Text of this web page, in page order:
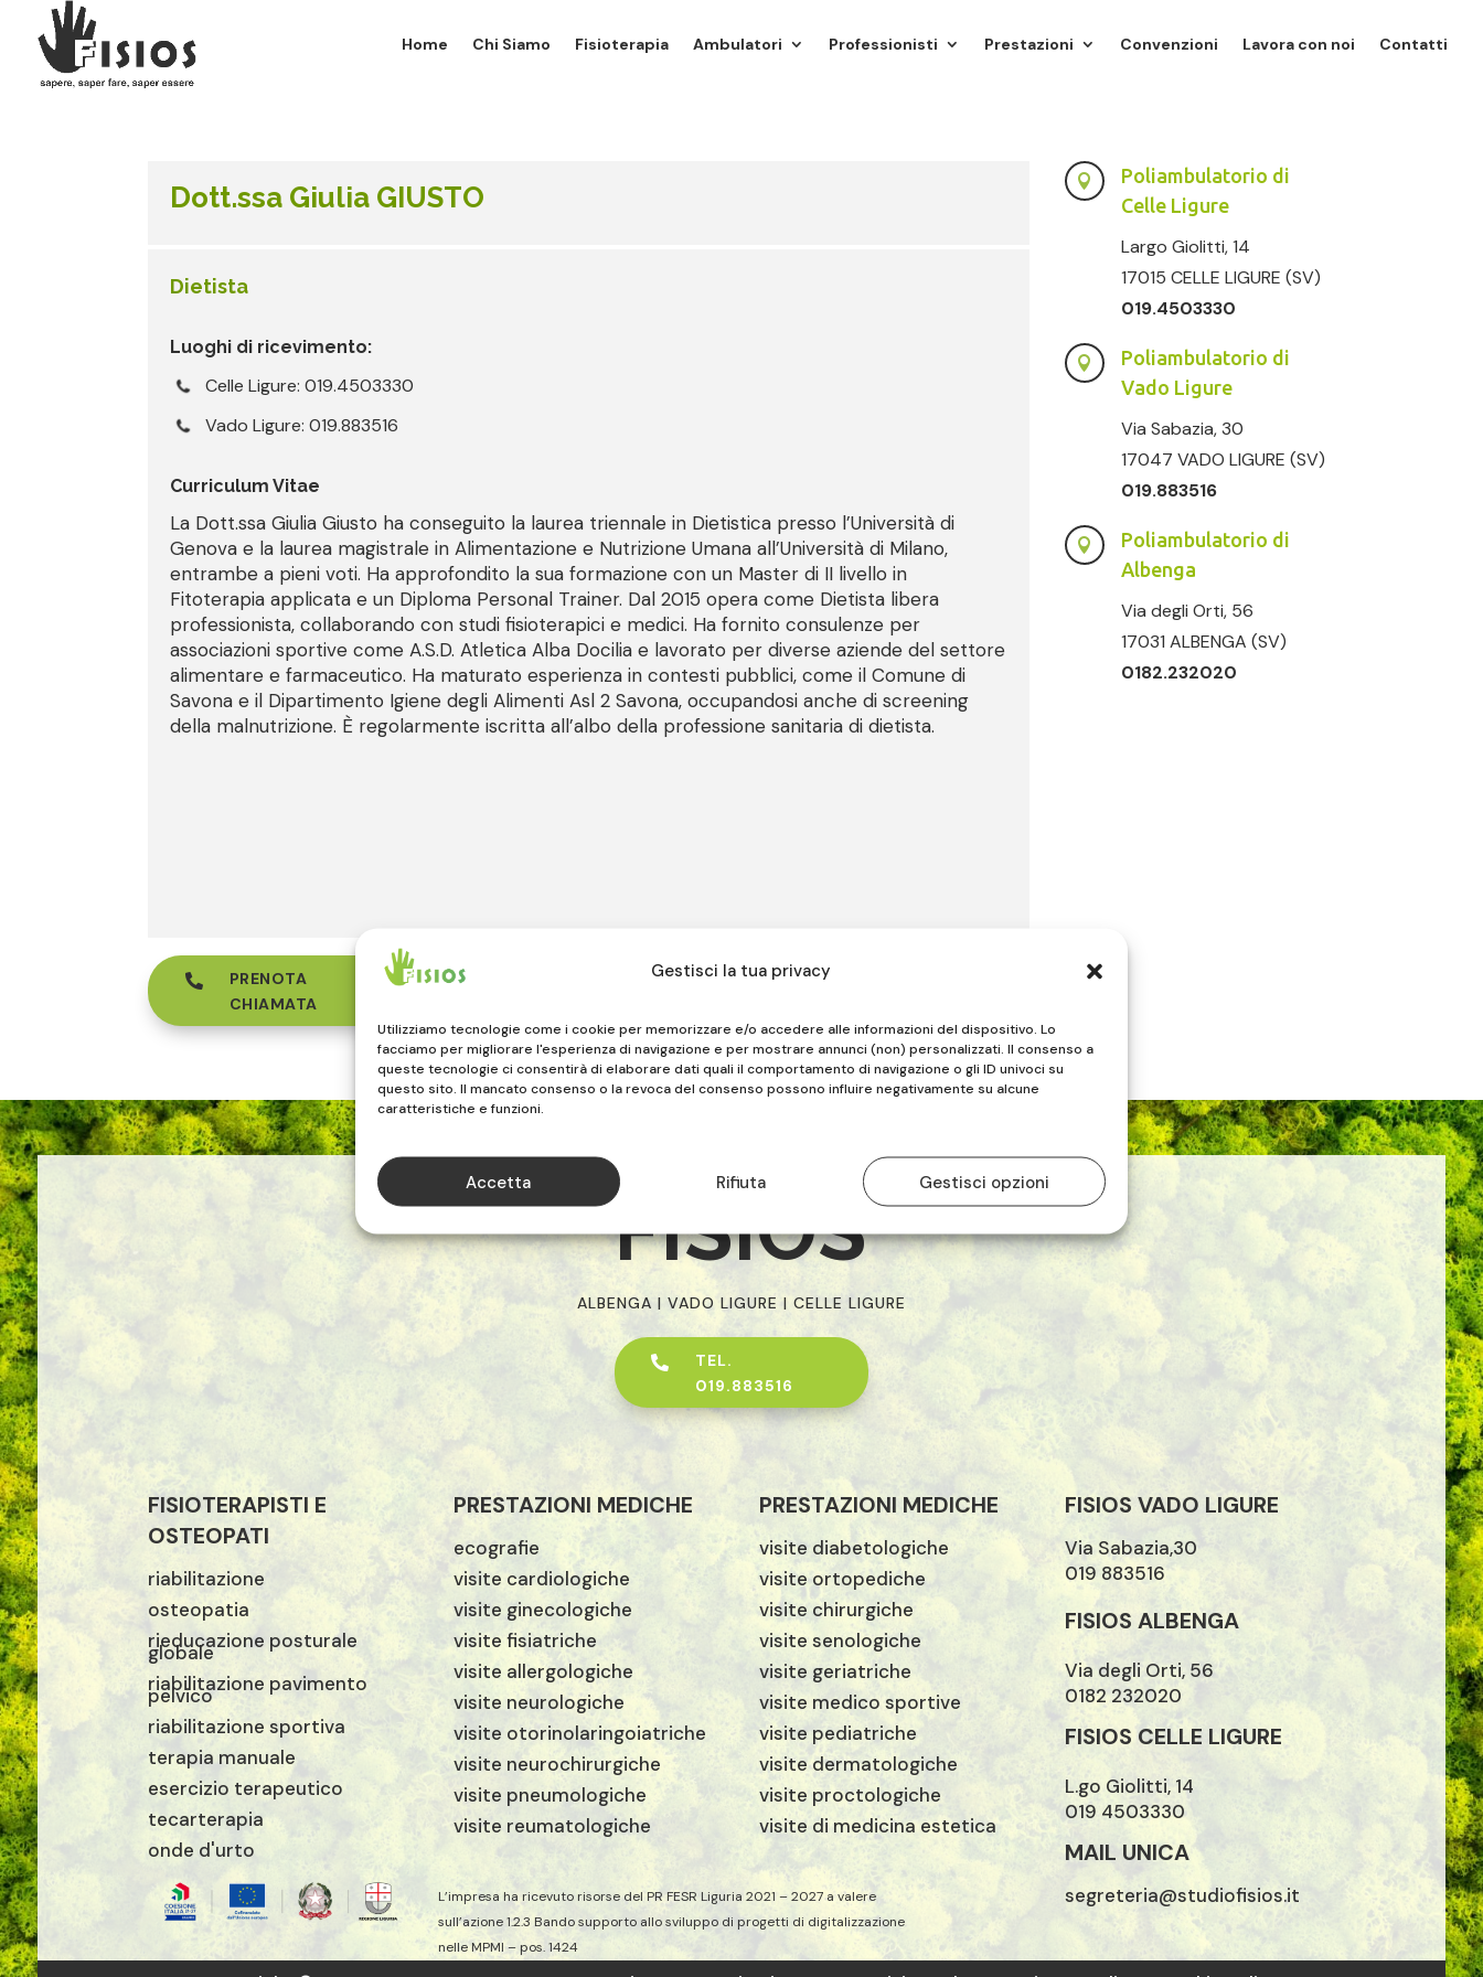
Gestisci la tua privacy
Utilizziamo tecnologie come i cookie per memorizzare e/o accedere alle informazioni del dispositivo. Lo
facciamo per migliorare l'esperienza di navigazione e per mostrare annunci (non) personalizzati. Il consenso a
queste tecnologie ci consentirà di elaborare dati quali il comportamento di navigazione o gli ID univoci su
questo sito. Il mancato consenso o la revoca del consenso possono influire negativamente su alcune
caratteristiche e funzioni.
Accetta Rifiuta Gestisci opzioni
Home Chi Siamo Fisioterapia Ambulatori Professionisti Prestazioni Convenzioni Lavora con noi Contatti
Dott.ssa Giulia GIUSTO
Dietista
Luoghi di ricevimento:
Celle Ligure: 019.4503330
Vado Ligure: 019.883516
Curriculum Vitae
La Dott.ssa Giulia Giusto ha conseguito la laurea triennale in Dietistica presso l’Università di
Genova e la laurea magistrale in Alimentazione e Nutrizione Umana all’Università di Milano,
entrambe a pieni voti. Ha approfondito la sua formazione con un Master di II livello in
Fitoterapia applicata e un Diploma Personal Trainer. Dal 2015 opera come Dietista libera
professionista, collaborando con studi fisioterapici e medici. Ha fornito consulenze per
associazioni sportive come A.S.D. Atletica Alba Docilia e lavorato per diverse aziende del settore
alimentare e farmaceutico. Ha maturato esperienza in contesti pubblici, come il Comune di
Savona e il Dipartimento Igiene degli Alimenti Asl 2 Savona, occupandosi anche di screening
della malnutrizione. È regolarmente iscritta all’albo della professione sanitaria di dietista.

PRENOTA
CHIAMATA

Poliambulatorio di
Celle Ligure
Largo Giolitti, 14
17015 CELLE LIGURE (SV)
019.4503330

Poliambulatorio di
Vado Ligure
Via Sabazia, 30
17047 VADO LIGURE (SV)
019.883516

Poliambulatorio di
Albenga
Via degli Orti, 56
17031 ALBENGA (SV)
0182.232020
FISIOS
ALBENGA | VADO LIGURE | CELLE LIGURE

TEL.
019.883516
FISIOTERAPISTI E
OSTEOPATI
riabilitazione
osteopatia
rieducazione posturale
globale
riabilitazione pavimento
pelvico
riabilitazione sportiva
terapia manuale
esercizio terapeutico
tecarterapia
onde d'urto
PRESTAZIONI MEDICHE
ecografie
visite cardiologiche
visite ginecologiche
visite fisiatriche
visite allergologiche
visite neurologiche
visite otorinolaringoiatriche
visite neurochirurgiche
visite pneumologiche
visite reumatologiche
PRESTAZIONI MEDICHE
visite diabetologiche
visite ortopediche
visite chirurgiche
visite senologiche
visite geriatriche
visite medico sportive
visite pediatriche
visite dermatologiche
visite proctologiche
visite di medicina estetica
FISIOS VADO LIGURE
Via Sabazia,30
019 883516
FISIOS ALBENGA
Via degli Orti, 56
0182 232020
FISIOS CELLE LIGURE
L.go Giolitti, 14
019 4503330
MAIL UNICA
segreteria@studiofisios.it
L’impresa ha ricevuto risorse del PR FESR Liguria 2021 – 2027 a valere
sull’azione 1.2.3 Bando supporto allo sviluppo di progetti di digitalizzazione
nelle MPMI – pos. 1424